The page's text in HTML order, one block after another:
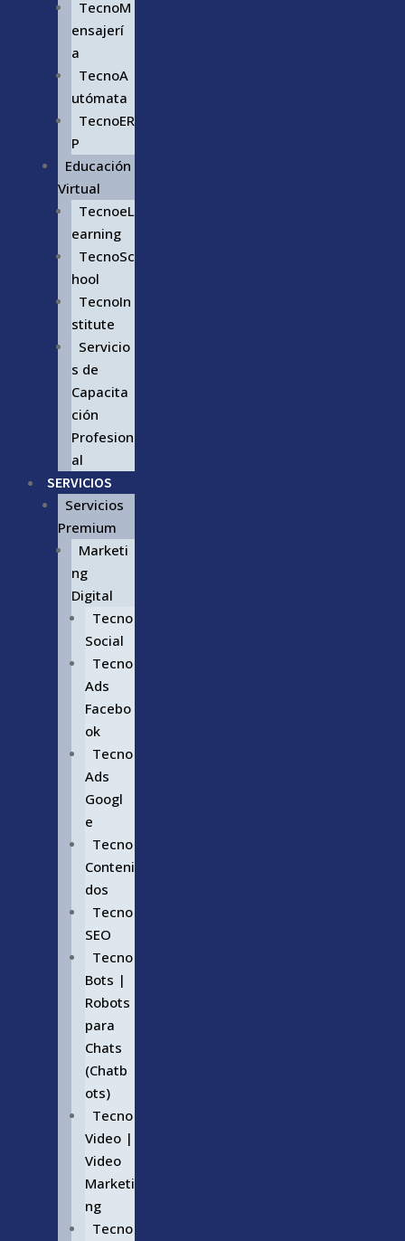
TecnoM
ensajerí
a
TecnoA
utómata
TecnoER
P
Educación
Virtual
TecnoeL
earning
TecnoSc
hool
TecnoIn
stitute
Servicio
s de
Capacita
ción
Profesion
al
SERVICIOS
Servicios
Premium
Marketi
ng
Digital
Tecno
Social
Tecno
Ads
Facebo
ok
Tecno
Ads
Googl
e
Tecno
Conteni
dos
Tecno
SEO
Tecno
Bots |
Robots
para
Chats
(Chatb
ots)
Tecno
Video |
Video
Marketi
ng
Tecno